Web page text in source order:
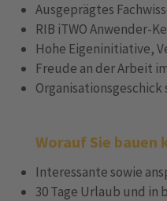
Ausgeprägtes
RIB iTWO Anwender-
Hohe Eigeninitiative,
Freude an der Arbeit
Worauf Sie bauen
Interessante sowie
30 Tage Urlaub und